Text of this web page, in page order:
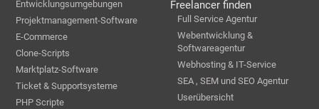
Entwicklungsumgebungen
Projektmanagement-Software
E-Commerce
Clone-Scripts
Marktplatz-Software
Ticket & Supportsysteme
PHP Scripte
Freelancer finden
Full Service Agentur
Webentwicklung &
Softwareagentur
Webhosting & IT-Service
SEA , SEM und SEO Agentur
Userübersicht